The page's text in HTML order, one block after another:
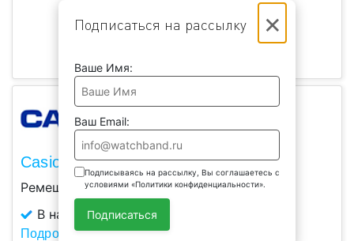
×
Подписаться на рассылку
Ваше Имя:
Ваш Email:
Подписываясь на рассылку, Вы соглашаетесь с
условиями «Политики конфиденциальности».
Подписаться
Casio GW-9400-3
Ремешок наручных часов, пластиковый.
В наличии
Подробнее...